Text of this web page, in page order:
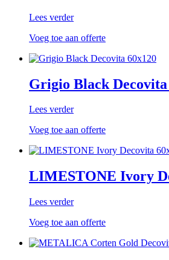
Lees verder
Voeg toe aan offerte
Grigio Black Decovita
Lees verder
Voeg toe aan offerte
LIMESTONE Ivory
Lees verder
Voeg toe aan offerte